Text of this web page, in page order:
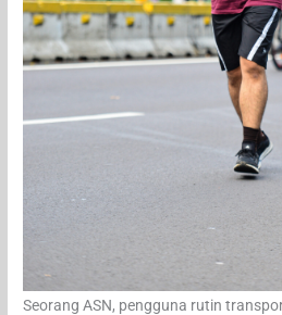
Seorang ASN, pengguna rutin